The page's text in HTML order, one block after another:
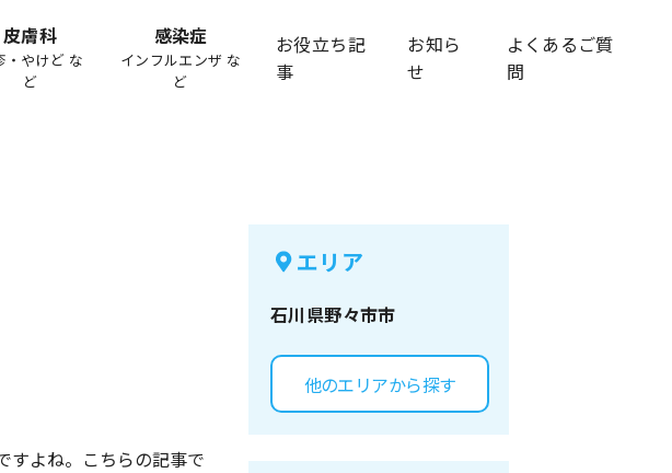
皮膚科
・やけど な
ど
感染症
インフルエンザ な
ど
お役立ち記
事
お知ら
せ
よくあるご質
問
すよね。こちらの記事で
エリア
石川県野々市市
他のエリアから探す